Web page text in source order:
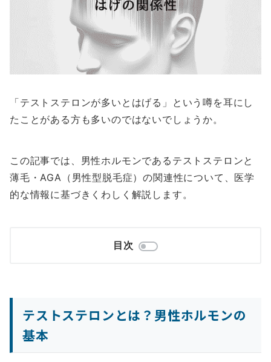
「テストステロンが多いとはげる」という噂を耳にし
たことがある方も多いのではないでしょうか。
この記事では、男性ホルモンであるテストステロンと
薄毛・AGA（男性型脱毛症）の関連性について、医学
的な情報に基づきくわしく解説します。
目次
テストステロンとは？男性ホルモンの
基本